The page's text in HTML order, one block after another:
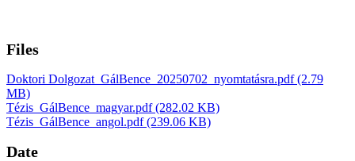
Files
Doktori Dolgozat_GálBence_20250702_nyomtatásra.pdf(2.79
MB)
Tézis_GálBence_magyar.pdf(282.02 KB)
Tézis_GálBence_angol.pdf(239.06 KB)
Date